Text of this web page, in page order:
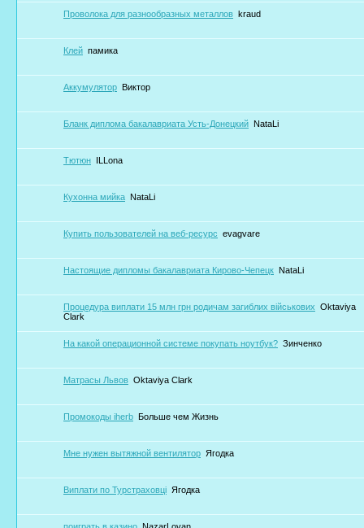
Проволока для разнообразных металлов kraud
Клей памика
Аккумулятор Виктор
Бланк диплома бакалавриата Усть-Донецкий NataLi
Тютюн ILLona
Кухонна мийка NataLi
Купить пользователей на веб-ресурс evagvare
Настоящие дипломы бакалавриата Кирово-Чепецк NataLi
Процедура виплати 15 млн грн родичам загиблих військових Oktaviya
Clark
На какой операционной системе покупать ноутбук? Зинченко
Матрасы Львов Oktaviya Clark
Промокоды iherb Больше чем Жизнь
Мне нужен вытяжной вентилятор Ягодка
Виплати по Турстраховці Ягодка